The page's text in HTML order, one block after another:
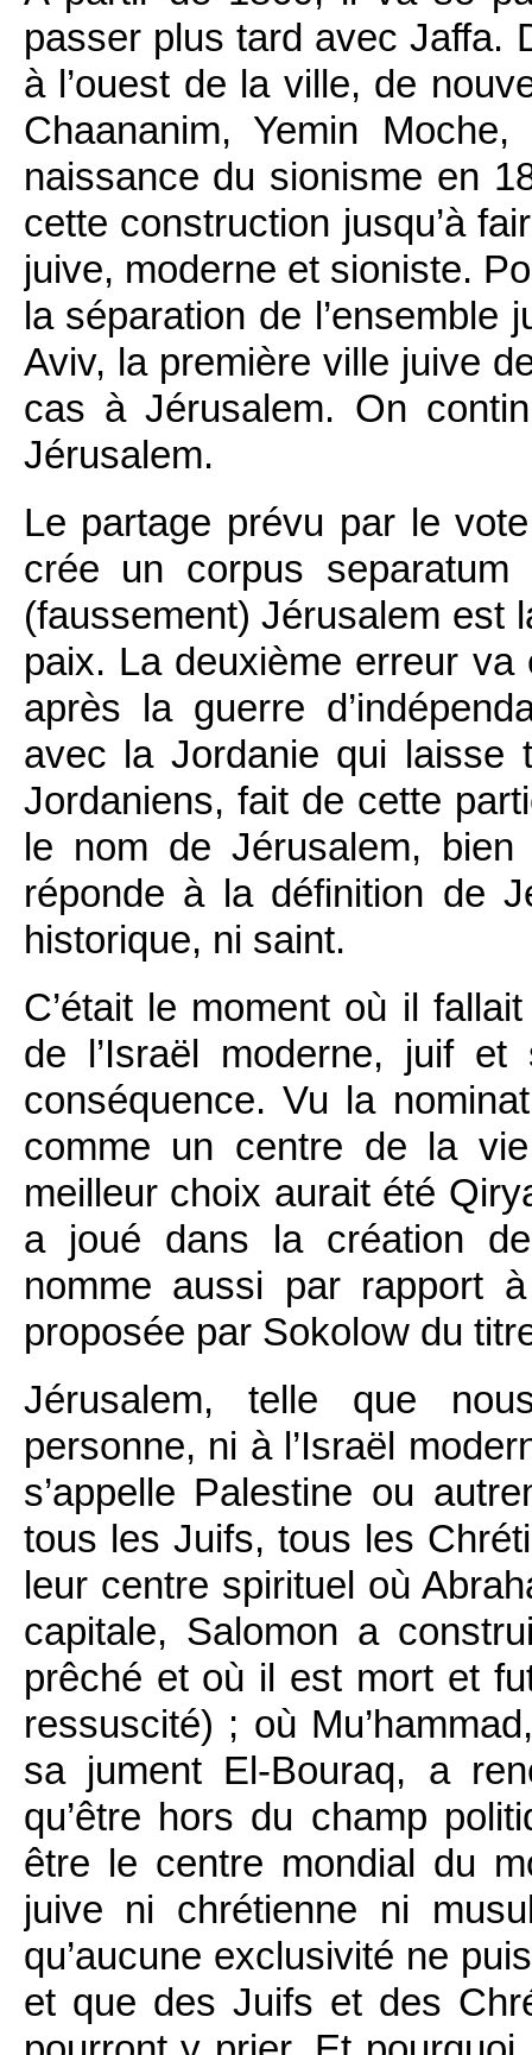
passer plus tard avec Jaffa.
à l’ouest de la ville, de
Chaananim, Yemin Moche,
naissance du sionisme en
cette construction jusqu’à
juive, moderne et sioniste.
la séparation de l’ensemble
Aviv, la première ville juive
cas à Jérusalem. On
Jérusalem.
Le partage prévu par le
crée un corpus
(faussement) Jérusalem est
paix. La deuxième erreur
après la guerre
avec la Jordanie qui laisse
Jordaniens, fait de cette
le nom de Jérusalem,
réponde à la définition de
historique, ni saint.
C’était le moment où il
de l’Israël moderne, juif
conséquence. Vu la
comme un centre de la
meilleur choix aurait été
a joué dans la création de
nomme aussi par rapport
proposée par Sokolow du
Jérusalem, telle que
personne, ni à l’Israël
s’appelle Palestine ou
tous les Juifs, tous les
leur centre spirituel où
capitale, Salomon a
prêché et où il est mort et
ressuscité) ; où
sa jument El-Bouraq, a
qu’être hors du champ
être le centre mondial du
juive ni chrétienne ni
qu’aucune exclusivité ne
et que des Juifs et des